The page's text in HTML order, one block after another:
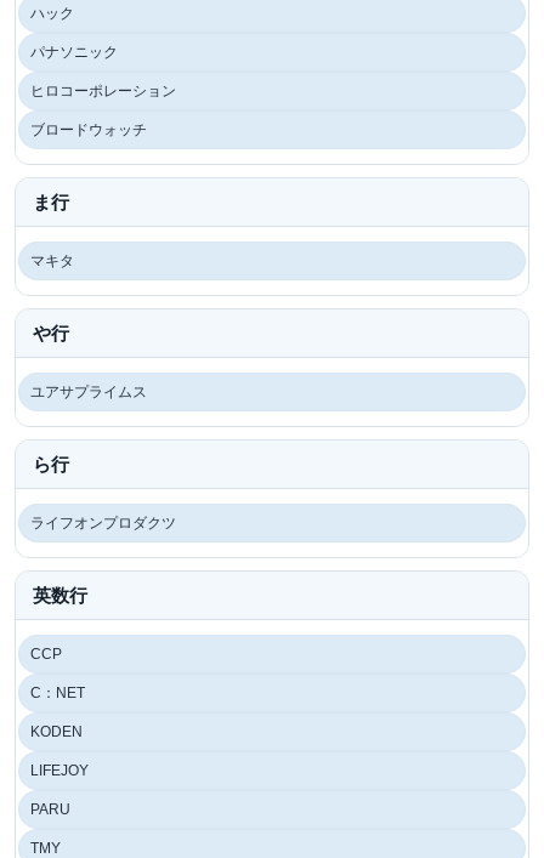
ハック
パナソニック
ヒロコーポレーション
ブロードウォッチ
ま行
マキタ
や行
ユアサプライムス
ら行
ライフオンプロダクツ
英数行
CCP
C：NET
KODEN
LIFEJOY
PARU
TMY